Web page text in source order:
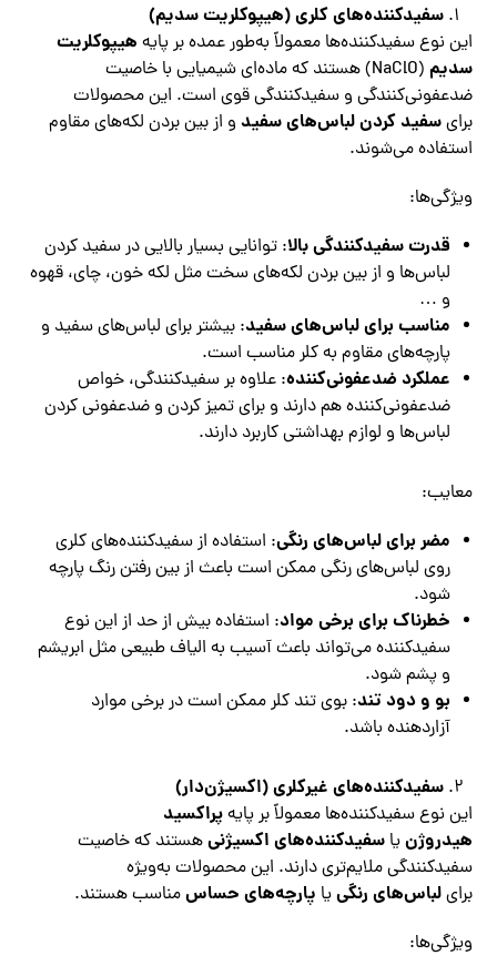
سفیدکننده‌های کلری (هیپوکلریت سدیم)
این نوع سفیدکننده‌ها معمولاً به‌طور عمده بر پایه هیپوکلریت
سدیم
(NaClO) هستند که ماده‌ای شیمیایی با خاصیت
ضدعفونی‌کنندگی و سفیدکنندگی قوی است. این محصولات
برایسفید کردن لباس‌های سفید و از بین بردن لکه‌های مقاوم
استفاده می‌شوند.
ویژگی‌ها:
قدرت سفیدکنندگی بالا: توانایی بسیار بالایی در سفید کردن
لباس‌ها و از بین بردن لکه‌های سخت مثل لکه خون، چای، قهوه
و …
مناسب برای لباس‌های سفید: بیشتر برای لباس‌های سفید و
پارچه‌های مقاوم به کلر مناسب است.
عملکرد ضدعفونی‌کننده: علاوه بر سفیدکنندگی، خواص
ضدعفونی‌کننده هم دارند و برای تمیز کردن و ضدعفونی کردن
لباس‌ها و لوازم بهداشتی کاربرد دارند.
معایب:
مضر برای لباس‌های رنگی: استفاده از سفیدکننده‌های کلری
روی لباس‌های رنگی ممکن است باعث از بین رفتن رنگ پارچه
شود.
خطرناک برای برخی مواد: استفاده بیش از حد از این نوع
سفیدکننده می‌تواند باعث آسیب به الیاف طبیعی مثل ابریشم
و پشم شود.
بو و دود تند: بوی تند کلر ممکن است در برخی موارد
آزاردهنده باشد.
سفیدکننده‌های غیرکلری (اکسیژن‌دار)
این نوع سفیدکننده‌ها معمولاً بر پایهپراکسید
هیدروژنیاسفیدکننده‌های اکسیژنیهستند که خاصیت
سفیدکنندگی ملایم‌تری دارند. این محصولات به‌ویژه
برایلباس‌های رنگییا پارچه‌های حساسمناسب هستند.
ویژگی‌ها: